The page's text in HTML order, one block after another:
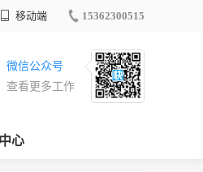
移动端 15362300515
微信公众号
查看更多工作
心